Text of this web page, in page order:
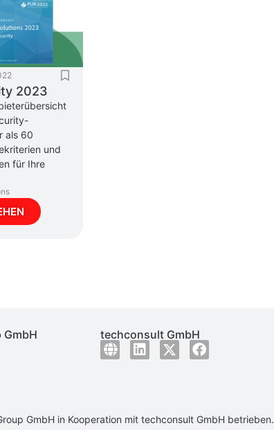
2023
als 60
und
für Ihre
GmbH techconsult GmbH
GmbHin Kooperation mit techconsult GmbHbetrieben.